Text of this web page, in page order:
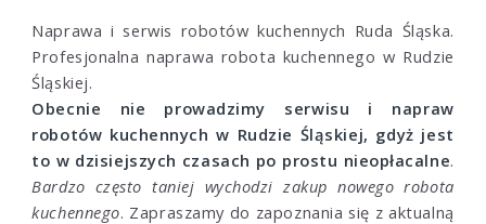
Naprawa i serwis robotów kuchennych Ruda Śląska.
Profesjonalna naprawa robota kuchennego w Rudzie
Śląskiej.
Obecnie nie prowadzimy serwisu i napraw
robotów kuchennych w Rudzie Śląskiej, gdyż jest
to w dzisiejszych czasach po prostu nieopłacalne.
Bardzo często taniej wychodzi zakup nowego robota
kuchennego. Zapraszamy do zapoznania się z aktualną